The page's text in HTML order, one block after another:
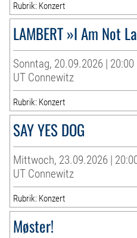
Rubrik: Konzert
LAMBERT »I Am Not
Sonntag, 20.09.2026 | 20:00
UT Connewitz
Rubrik: Konzert
SAY YES DOG
Mittwoch, 23.09.2026 |
UT Connewitz
Rubrik: Konzert
Møster!